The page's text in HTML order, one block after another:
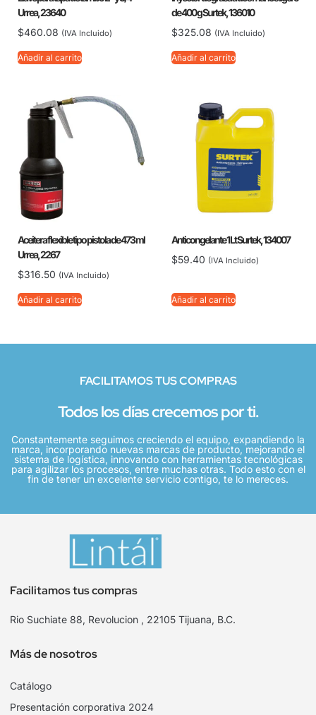
Urrea, 23640
$460.08 (IVA Incluido)
Añadir al carrito
de 400 g Surtek, 136010
$325.08 (IVA Incluido)
Añadir al carrito
Aceitera flexible tipo pistola de 473 ml
Urrea, 2267
$316.50 (IVA Incluido)
Añadir al carrito
Anticongelante 1 Lt Surtek, 134007
$59.40 (IVA Incluido)
Añadir al carrito
FACILITAMOS TUS COMPRAS
Todos los días crecemos por ti.
Constantemente seguimos creciendo el equipo, expandiendo la
marca, incorporando nuevas marcas de producto, mejorando el
sistema de logística, innovando con herramientas tecnológicas
para agilizar los procesos, entre muchas otras. Todo esto con el
fin de tener un excelente servicio contigo, te lo mereces.
Facilitamos tus compras
Rio Suchiate 88, Revolucion , 22105 Tijuana, B.C.
Más de nosotros
Catálogo
Presentación corporativa 2024